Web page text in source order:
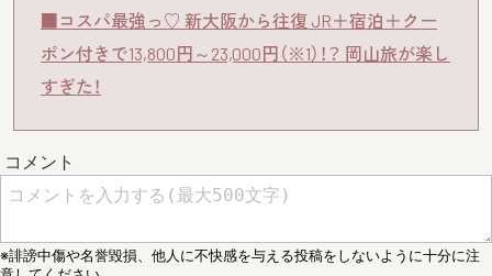
■コスパ最強っ♡ 新大阪から往復 JR＋宿泊＋クー
ポン付きで13,800円～23,000円（※1）！？ 岡山旅が楽し
すぎた！